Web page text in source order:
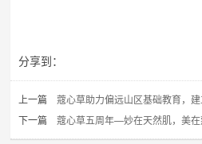
分享到：
上一篇蔻心草助力偏远山区基础教育，建立爱
下一篇蔻心草五周年—妙在天然肌，美